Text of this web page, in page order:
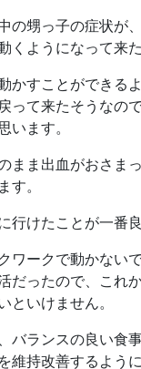
の甥っ子の症状が
くようになって来た
かすことができる
って来たそうなの
います。
まま出血がおさま
す。
行けたことが一番
ワークで動かない
だったので、これ
といけません。
バランスの良い食
維持改善するよう